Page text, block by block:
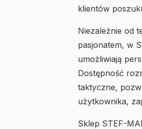
klientów
Niezależnie od
pasjonatem, w
umożliwiają
Dostępność
taktyczne,
użytkownika,
Sklep STEF-